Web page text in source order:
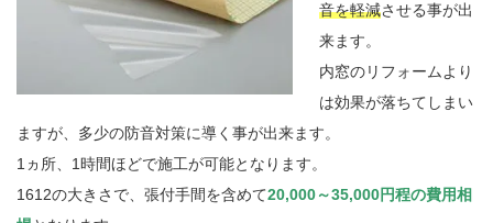
音を軽減させる事が出
来ます。
内窓のリフォームより
は効果が落ちてしまい
ますが、多少の防音対策に導く事が出来ます。
1ヵ所、1時間ほどで施工が可能となります。
1612の大きさで、張付手間を含めて20,000～35,000円程の費用相